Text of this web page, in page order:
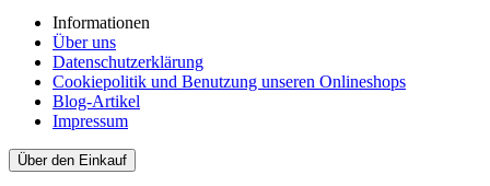
Informationen
Über uns
Datenschutzerklärung
Cookiepolitik und Benutzung unseren Onlineshops
Blog-Artikel
Impressum
Über den Einkauf